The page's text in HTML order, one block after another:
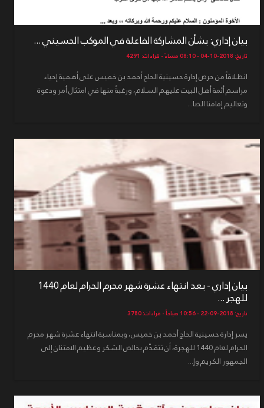
بيان إداري: بشأن المشاركة الفاعلة في الموكب الحسيني ...
تاريخ: 2018-10-04 - 08:10 مساءً - قراءات: 4291
انطلاقاً من حرص إدارة حسينية الحاج أحمد بن خميس على أهمية إحياء
مراسم أئمة أهل البيت عليهم السلام، ورغبةً منها في امتثال أمر ودعوة
وتعاليم إمامنا الصا...
بيان إداري - بعد انتهاء عشرة شهر محرم الحرام لعام 1440
للهجر ...
تاريخ: 2018-09-22 - 10:56 صباحاً - قراءات: 3780
يسر إدارة حسينية الحاج أحمد بن خميس، وبمناسبة انتهاء عشرة شهر محرم
الحرام لعام 1440 للهجرة، أن تتقدّم بخالص الشكر وعظيم الامتنان إلى
الجمهور الكريم وإ...